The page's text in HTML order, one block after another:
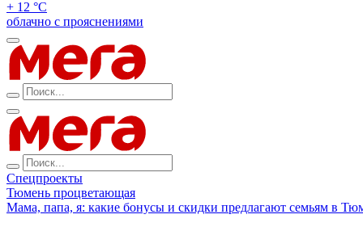
+ 12 °С
облачно с прояснениями
Спецпроекты
Тюмень процветающая
Мама, папа, я: какие бонусы и скидки предлагают семьям в